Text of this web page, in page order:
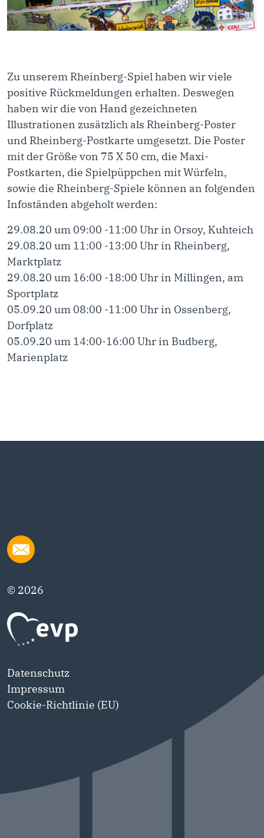
Zu unserem Rheinberg-Spiel haben wir viele
positive Rückmeldungen erhalten. Deswegen
haben wir die von Hand gezeichneten
Illustrationen zusätzlich als Rheinberg-Poster
und Rheinberg-Postkarte umgesetzt. Die Poster
mit der Größe von 75 X 50 cm, die Maxi-
Postkarten, die Spielpüppchen mit Würfeln,
sowie die Rheinberg-Spiele können an folgenden
Infoständen abgeholt werden:
29.08.20 um 09:00 -11:00 Uhr in Orsoy, Kuhteich
29.08.20 um 11:00 -13:00 Uhr in Rheinberg,
Marktplatz
29.08.20 um 16:00 -18:00 Uhr in Millingen, am
Sportplatz
05.09.20 um 08:00 -11:00 Uhr in Ossenberg,
Dorfplatz
05.09.20 um 14:00-16:00 Uhr in Budberg,
Marienplatz
© 2026
Datenschutz
Impressum
Cookie-Richtlinie (EU)